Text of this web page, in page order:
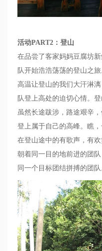
活动PART2 ：登山
在品尝了客家妈妈豆腐坊
队开始浩浩荡荡的登山之
高温让登山的我们大汗淋
队登上高处的迫切心情。
虽然长途跋涉，路途艰辛
登上属于自己的高峰。瞧
在登山途中的有歌声，有
朝着同一目的地前进的团
同一个目标团结拼搏的团队